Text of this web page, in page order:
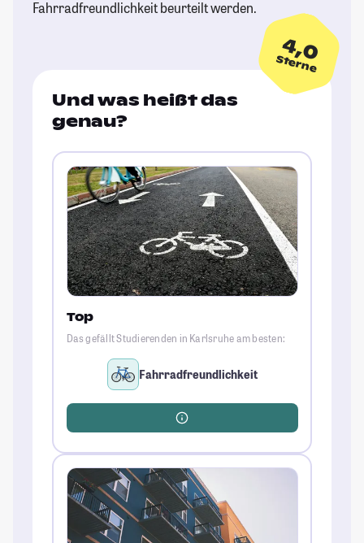
Fahrradfreundlichkeit beurteilt werden.
4,0
Sterne
Und was heißt das
genau?
Top
Das gefällt Studierenden in Karlsruhe am besten:
Fahrradfreundlichkeit